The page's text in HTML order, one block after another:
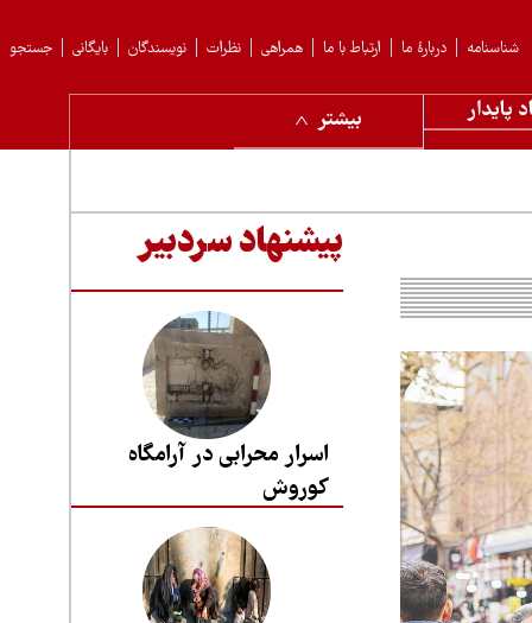
جستجو بایگانی نویسندگان نظرات همراهی ارتباط با ما دربارهٔ ما شناسنامه
پایدار بیشتر
پیشنهاد سردبیر
اسرار محرابی در آرامگاه
کوروش